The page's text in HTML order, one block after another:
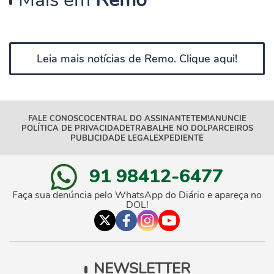
Leia mais notícias de Remo. Clique aqui!
FALE CONOSCOCENTRAL DO ASSINANTETEM!ANUNCIE
POLÍTICA DE PRIVACIDADETRABALHE NO DOLPARCEIROS
PUBLICIDADE LEGALEXPEDIENTE
91 98412-6477
Faça sua denúncia pelo WhatsApp do Diário e apareça no
DOL!
NEWSLETTER